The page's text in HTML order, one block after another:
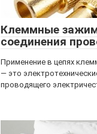
Клеммные
соединения
Применение в цепях
— это
проводящего